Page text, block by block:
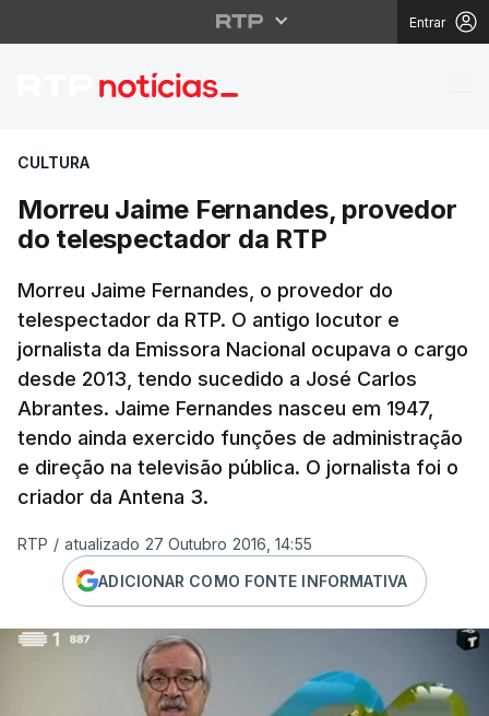
Entrar
Morreu Jaime
CULTURA
Morreu Jaime Fernandes, provedor
do telespectador da RTP
Morreu Jaime Fernandes, o provedor do
telespectador da RTP. O antigo locutor e
jornalista da Emissora Nacional ocupava o cargo
desde 2013, tendo sucedido a José Carlos
Abrantes. Jaime Fernandes nasceu em 1947,
tendo ainda exercido funções de administração
e direção na televisão pública. O jornalista foi o
criador da Antena 3.
RTP / atualizado 27 Outubro 2016, 14:55
ADICIONAR COMO FONTE INFORMATIVA